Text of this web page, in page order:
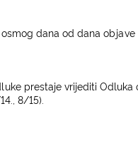
osmog dana od dana objave
luke prestaje vrijediti Odluka
8/15)